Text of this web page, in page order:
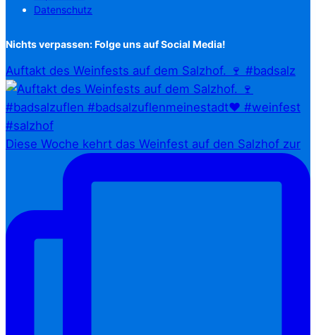
Datenschutz
Nichts verpassen: Folge uns auf Social Media!
Auftakt des Weinfests auf dem Salzhof. 🍷 #badsalz
Diese Woche kehrt das Weinfest auf den Salzhof zur